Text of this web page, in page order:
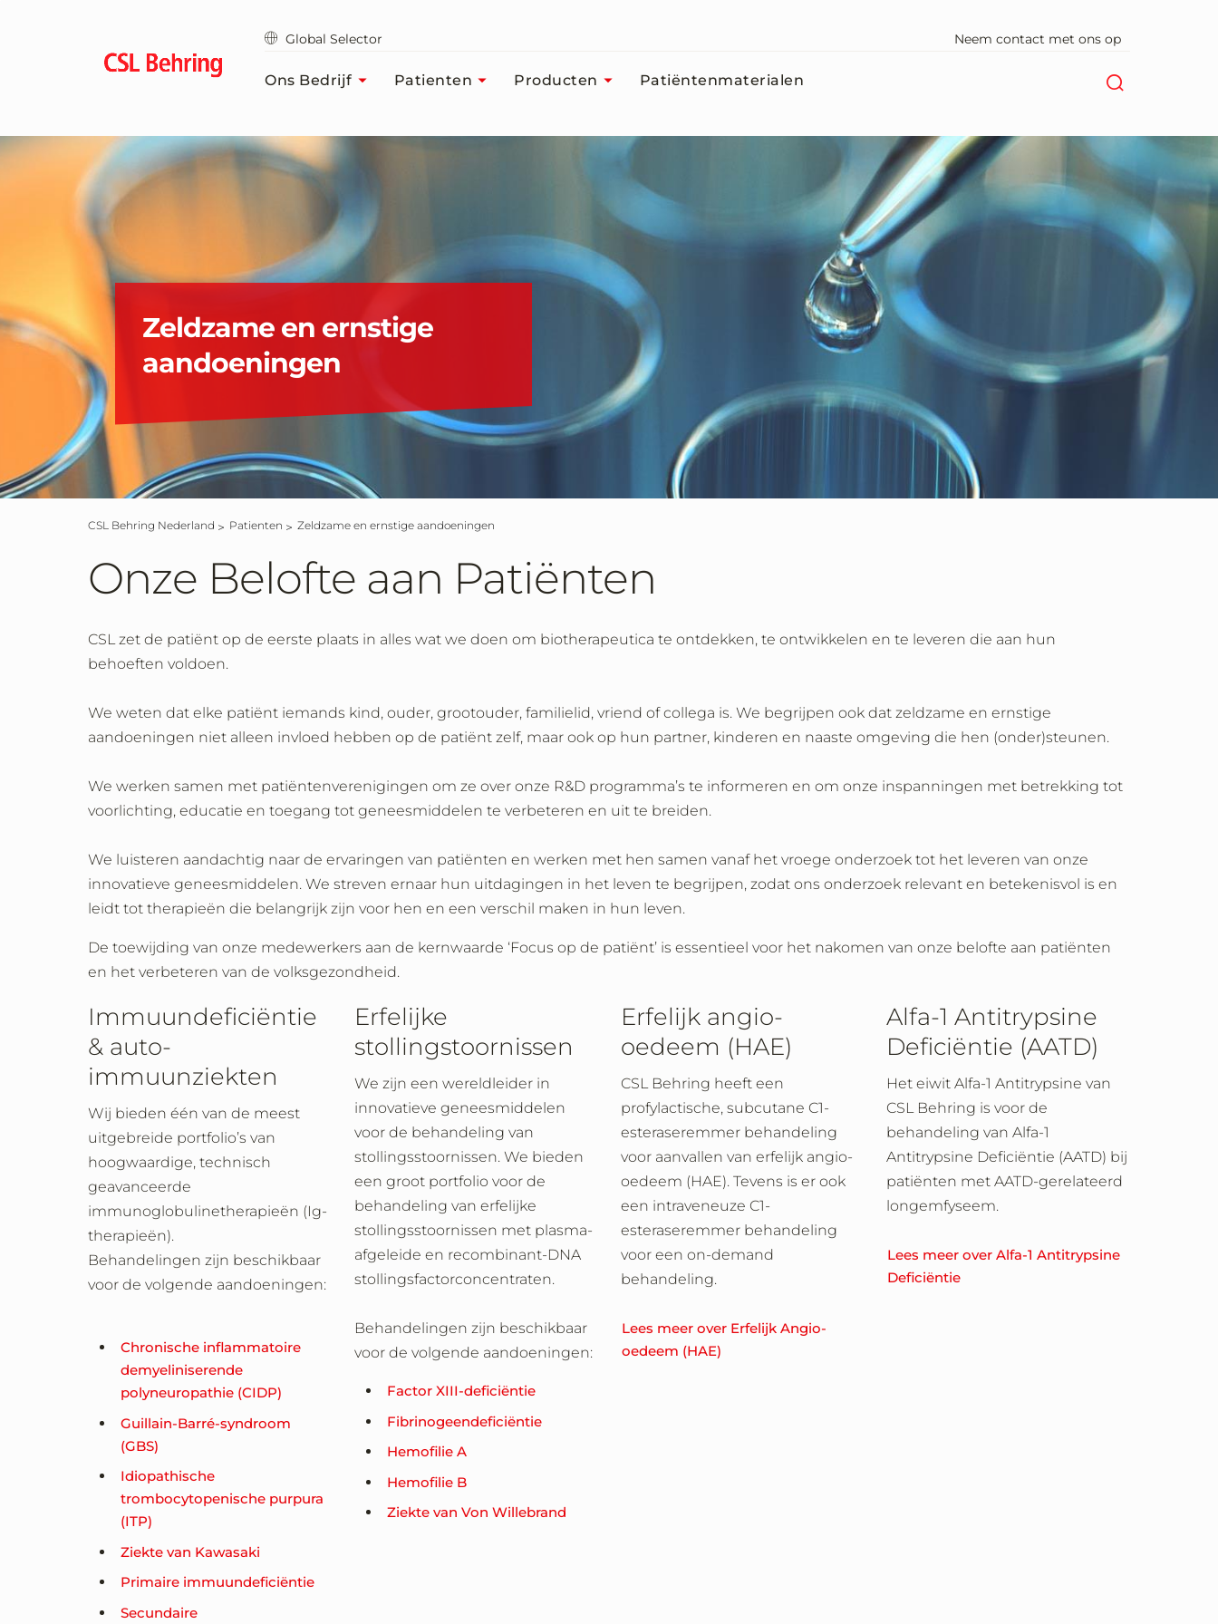
Global Selector Neem contact met ons op
Ons Bedrijf Patienten Producten Patiëntenmaterialen
Zeldzame en ernstige
aandoeningen
CSL Behring Nederland Patienten Zeldzame en ernstige aandoeningen
Onze Belofte aan Patiënten
CSL zet de patiënt op de eerste plaats in alles wat we doen om biotherapeutica te ontdekken, te ontwikkelen en te leveren die aan hun
behoeften voldoen.
We weten dat elke patiënt iemands kind, ouder, grootouder, familielid, vriend of collega is. We begrijpen ook dat zeldzame en ernstige
aandoeningen niet alleen invloed hebben op de patiënt zelf, maar ook op hun partner, kinderen en naaste omgeving die hen (onder)steunen.
We werken samen met patiëntenverenigingen om ze over onze R&D programma’s te informeren en om onze inspanningen met betrekking tot
voorlichting, educatie en toegang tot geneesmiddelen te verbeteren en uit te breiden.
We luisteren aandachtig naar de ervaringen van patiënten en werken met hen samen vanaf het vroege onderzoek tot het leveren van onze
innovatieve geneesmiddelen. We streven ernaar hun uitdagingen in het leven te begrijpen, zodat ons onderzoek relevant en betekenisvol is en
leidt tot therapieën die belangrijk zijn voor hen en een verschil maken in hun leven.
De toewijding van onze medewerkers aan de kernwaarde ‘Focus op de patiënt’ is essentieel voor het nakomen van onze belofte aan patiënten
en het verbeteren van de volksgezondheid.
Immuundeficiëntie
& auto-
immuunziekten
Wij bieden één van de meest
uitgebreide portfolio’s van
hoogwaardige, technisch
geavanceerde
immunoglobulinetherapieën (Ig-
therapieën).
Behandelingen zijn beschikbaar
voor de volgende aandoeningen:
Chronische inflammatoire
demyeliniserende
polyneuropathie (CIDP)
Guillain-Barré-syndroom
(GBS)
Idiopathische
trombocytopenische purpura
(ITP)
Ziekte van Kawasaki
Primaire immuundeficiëntie
Secundaire
Erfelijke
stollingstoornissen
We zijn een wereldleider in
innovatieve geneesmiddelen
voor de behandeling van
stollingsstoornissen. We bieden
een groot portfolio voor de
behandeling van erfelijke
stollingsstoornissen met plasma-
afgeleide en recombinant-DNA
stollingsfactorconcentraten.
Behandelingen zijn beschikbaar
voor de volgende aandoeningen:
Factor XIII-deficiëntie
Fibrinogeendeficiëntie
Hemofilie A
Hemofilie B
Ziekte van Von Willebrand
Erfelijk angio-
oedeem (HAE)
CSL Behring heeft een
profylactische, subcutane C1-
esteraseremmer behandeling
voor aanvallen van erfelijk angio-
oedeem (HAE). Tevens is er ook
een intraveneuze C1-
esteraseremmer behandeling
voor een on-demand
behandeling.
Lees meer over Erfelijk Angio-
oedeem (HAE)
Alfa-1 Antitrypsine
Deficiëntie (AATD)
Het eiwit Alfa-1 Antitrypsine van
CSL Behring is voor de
behandeling van Alfa-1
Antitrypsine Deficiëntie (AATD) bij
patiënten met AATD-gerelateerd
longemfyseem.
Lees meer over Alfa-1 Antitrypsine
Deficiëntie